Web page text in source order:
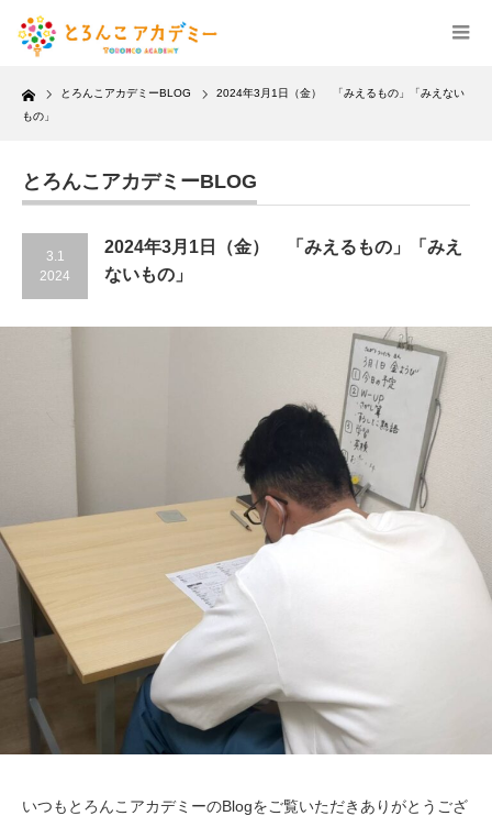
Home とろんこアカデミーBLOG
2024年3月1日（金） 「みえるもの」「みえない
もの」
とろんこアカデミーBLOG
3.1
2024
2024年3月1日（金） 「みえるもの」「みえ
ないもの」
いつもとろんこアカデミーのBlogをご覧いただきありがとうござ